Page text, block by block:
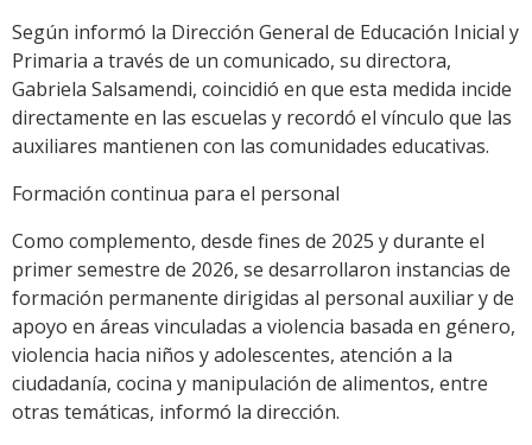
Según informó la Dirección General de Educación Inicial y
Primaria a través de un comunicado, su directora,
Gabriela Salsamendi, coincidió en que esta medida incide
directamente en las escuelas y recordó el vínculo que las
auxiliares mantienen con las comunidades educativas.
Formación continua para el personal
Como complemento, desde fines de 2025 y durante el
primer semestre de 2026, se desarrollaron instancias de
formación permanente dirigidas al personal auxiliar y de
apoyo en áreas vinculadas a violencia basada en género,
violencia hacia niños y adolescentes, atención a la
ciudadanía, cocina y manipulación de alimentos, entre
otras temáticas, informó la dirección.